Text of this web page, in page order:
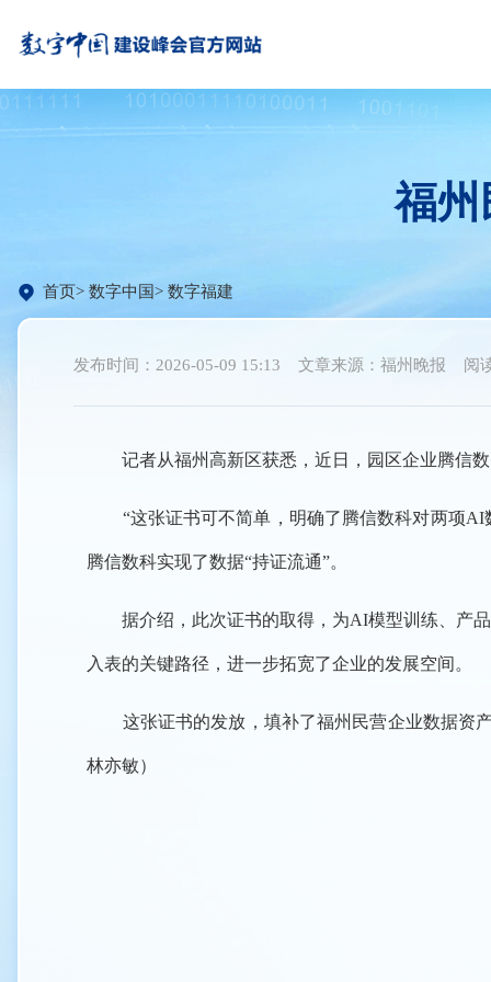
福州
首页 数字中国 数字福建
发布时间：2026-05-09 15:13 文章来源：福州晚报 阅
记者从福州高新区获悉，近日，园区企业腾信数
“这张证书可不简单，明确了腾信数科对两项AI
腾信数科实现了数据“持证流通”。
据介绍，此次证书的取得，为AI模型训练、产品
入表的关键路径，进一步拓宽了企业的发展空间。
这张证书的发放，填补了福州民营企业数据资产
林亦敏）